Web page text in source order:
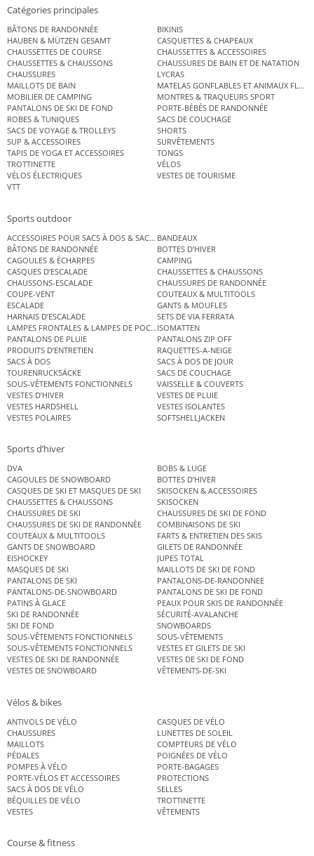
Catégories principales
BÂTONS DE RANDONNÉE
BIKINIS
HAUBEN & MÜTZEN GESAMT
CASQUETTES & CHAPEAUX
CHAUSSETTES DE COURSE
CHAUSSETTES & ACCESSOIRES
CHAUSSETTES & CHAUSSONS
CHAUSSURES DE BAIN ET DE NATATION
CHAUSSURES
LYCRAS
MAILLOTS DE BAIN
MATELAS GONFLABLES ET ANIMAUX
MOBILIER DE CAMPING
MONTRES & TRAQUEURS SPORT
PANTALONS DE SKI DE FOND
PORTE-BÉBÉS DE RANDONNÉE
ROBES & TUNIQUES
SACS DE COUCHAGE
SACS DE VOYAGE & TROLLEYS
SHORTS
SUP & ACCESSOIRES
SURVÊTEMENTS
TAPIS DE YOGA ET ACCESSOIRES
TONGS
TROTTINETTE
VÉLOS
VÉLOS ÉLECTRIQUES
VESTES DE TOURISME
VTT
Sports outdoor
ACCESSOIRES POUR SACS À DOS & SACS ÉTANCHES
BANDEAUX
BÂTONS DE RANDONNÉE
BOTTES D’HIVER
CAGOULES & ÉCHARPES
CAMPING
CASQUES D’ESCALADE
CHAUSSETTES & CHAUSSONS
CHAUSSONS-ESCALADE
CHAUSSURES DE RANDONNÉE
COUPE-VENT
COUTEAUX & MULTITOOLS
ESCALADE
GANTS & MOUFLES
HARNAIS D’ESCALADE
SETS DE VIA FERRATA
LAMPES FRONTALES & LAMPES DE POCHEISOMATTEN
PANTALONS DE PLUIE
PANTALONS ZIP OFF
PRODUITS D’ENTRETIEN
RAQUETTES-A-NEIGE
SACS À DOS
SACS À DOS DE JOUR
TOURENRUCKSÄCKE
SACS DE COUCHAGE
SOUS-VÊTEMENTS FONCTIONNELS
VAISSELLE & COUVERTS
VESTES D’HIVER
VESTES DE PLUIE
VESTES HARDSHELL
VESTES ISOLANTES
VESTES POLAIRES
SOFTSHELLJACKEN
Sports d’hiver
DVA
BOBS & LUGE
CAGOULES DE SNOWBOARD
BOTTES D’HIVER
CASQUES DE SKI ET MASQUES DE SKI
SKISOCKEN & ACCESSOIRES
CHAUSSETTES & CHAUSSONS
SKISOCKEN
CHAUSSURES DE SKI
CHAUSSURES DE SKI DE FOND
CHAUSSURES DE SKI DE RANDONNÉE
COMBINAISONS DE SKI
COUTEAUX & MULTITOOLS
FARTS & ENTRETIEN DES SKIS
GANTS DE SNOWBOARD
GILETS DE RANDONNÉE
EISHOCKEY
JUPES TOTAL
MASQUES DE SKI
MAILLOTS DE SKI DE FOND
PANTALONS DE SKI
PANTALONS-DE-RANDONNEE
PANTALONS-DE-SNOWBOARD
PANTALONS DE SKI DE FOND
PATINS À GLACE
PEAUX POUR SKIS DE RANDONNÉE
SKI DE RANDONNÉE
SÉCURITÉ-AVALANCHE
SKI DE FOND
SNOWBOARDS
SOUS-VÊTEMENTS FONCTIONNELS
SOUS-VÊTEMENTS
SOUS-VÊTEMENTS FONCTIONNELS
VESTES ET GILETS DE SKI
VESTES DE SKI DE RANDONNÉE
VESTES DE SKI DE FOND
VESTES DE SNOWBOARD
VÊTEMENTS-DE-SKI
Vélos & bikes
ANTIVOLS DE VÉLO
CASQUES DE VÉLO
CHAUSSURES
LUNETTES DE SOLEIL
MAILLOTS
COMPTEURS DE VÉLO
PÉDALES
POIGNÉES DE VÉLO
POMPES À VÉLO
PORTE-BAGAGES
PORTE-VÉLOS ET ACCESSOIRES
PROTECTIONS
SACS À DOS DE VÉLO
SELLES
BÉQUILLES DE VÉLO
TROTTINETTE
VESTES
VÊTEMENTS
Course & fitness